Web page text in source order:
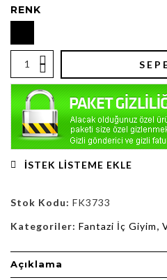
RENK
İSTEK LISTEME EKLE
Stok Kodu: FK3733
Kategoriler: Fantazi İç Giyim,
Açıklama